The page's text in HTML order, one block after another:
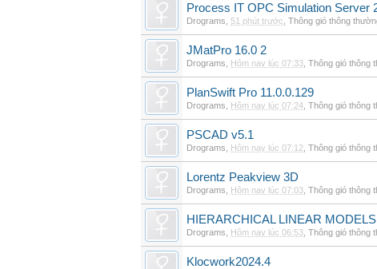
Process IT OPC Simulation Server
Drograms 51 phút trước Thông gió thông
JMatPro 16.0 2
Drograms Hôm nay lúc 07:33 Thông gió thông
PlanSwift Pro 11.0.0.129
Drograms Hôm nay lúc 07:24 Thông gió thông
PSCAD v5.1
Drograms Hôm nay lúc 07:12 Thông gió thông
Lorentz Peakview 3D
Drograms Hôm nay lúc 07:03 Thông gió thông
HIERARCHICAL LINEAR
Drograms Hôm nay lúc 06:53 Thông gió thông
Klocwork2024.4